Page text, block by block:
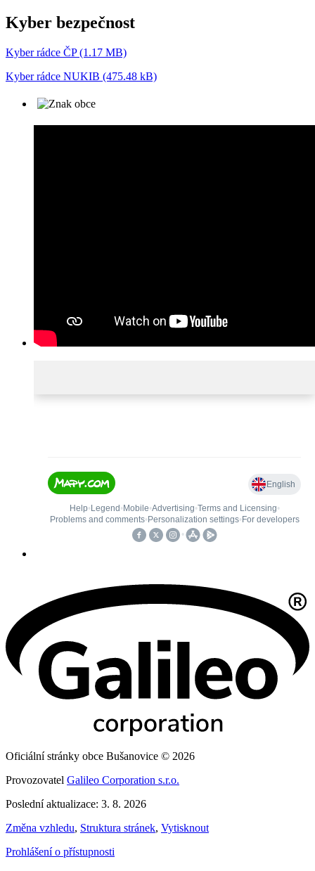
Kyber bezpečnost
Kyber rádce ČP (1.17 MB)
Kyber rádce NUKIB (475.48 kB)
Oficiální stránky obce Bušanovice © 2026
Provozovatel Galileo Corporation s.r.o.
Poslední aktualizace: 3. 8. 2026
Změna vzhledu, Struktura stránek, Vytisknout
Prohlášení o přístupnosti